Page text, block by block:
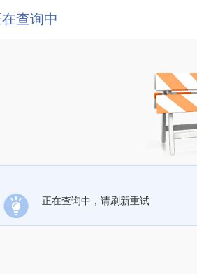
查询中
正在查询中，请刷新重试